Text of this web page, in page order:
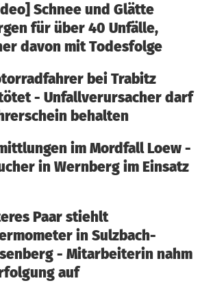
Schnee und Glätte
für über 40 Unfälle,
davon mit Todesfolge
bei Trabitz
- Unfallverursacher darf
behalten
im Mordfall Loew -
in Wernberg im Einsatz
Paar stiehlt
in Sulzbach-
- Mitarbeiterin nahm
auf